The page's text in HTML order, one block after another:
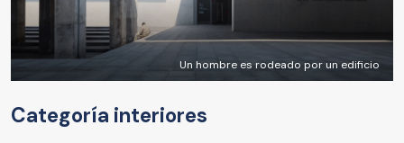
Un hombre es rodeado por un edificio
Categoría interiores